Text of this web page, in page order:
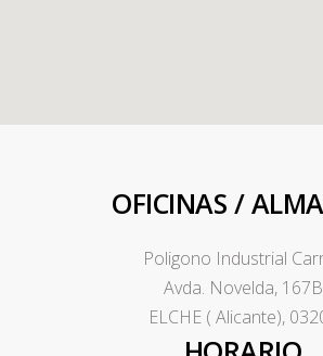
OFICINAS /
Poligono Industrial
Avda. Novelda, 167B
ELCHE ( Alicante),